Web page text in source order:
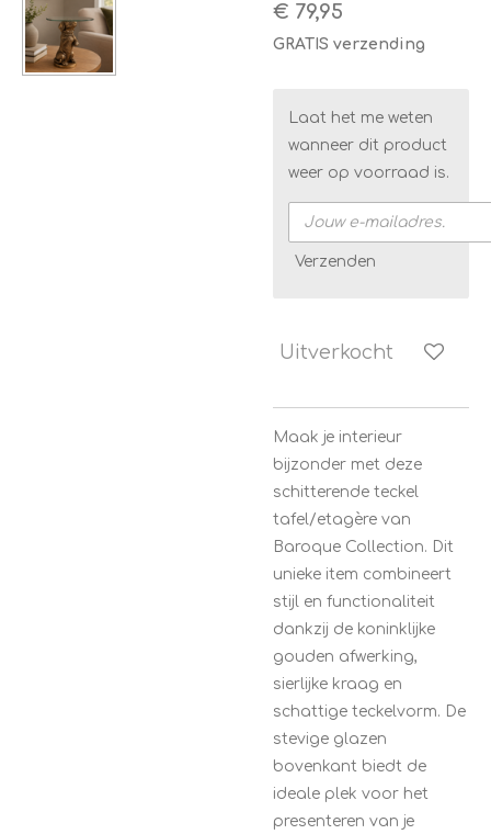
€ 79,95
GRATIS verzending
Laat het me weten
wanneer dit product
weer op voorraad is.
Verzenden
Uitverkocht
Maak je interieur
bijzonder met deze
schitterende teckel
tafel/etagère van
Baroque Collection. Dit
unieke item combineert
stijl en functionaliteit
dankzij de koninklijke
gouden afwerking,
sierlijke kraag en
schattige teckelvorm. De
stevige glazen
bovenkant biedt de
ideale plek voor het
presenteren van je